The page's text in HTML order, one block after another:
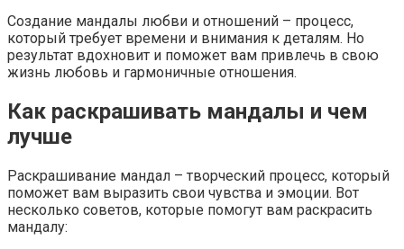
Создание мандалы любви и отношений – процесс,
который требует времени и внимания к деталям. Но
результат вдохновит и поможет вам привлечь в свою
жизнь любовь и гармоничные отношения.
Как раскрашивать мандалы и чем
лучше
Раскрашивание мандал – творческий процесс, который
поможет вам выразить свои чувства и эмоции. Вот
несколько советов, которые помогут вам раскрасить
мандалу: